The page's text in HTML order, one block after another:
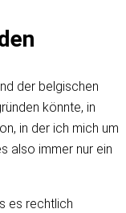
der belgischen
könnte, in
in der ich mich um
also immer nur ein
es rechtlich